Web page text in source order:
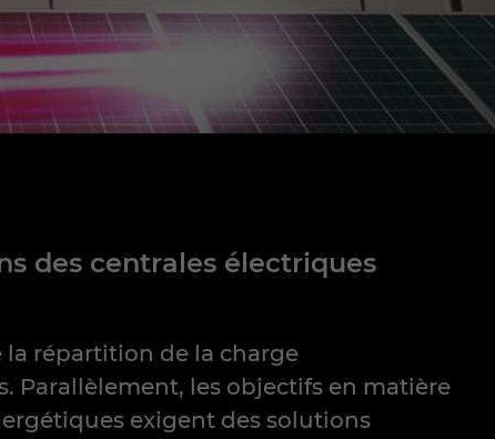
des centrales électriques
la répartition de la charge
Parallèlement, les objectifs en matière
exigent des solutions